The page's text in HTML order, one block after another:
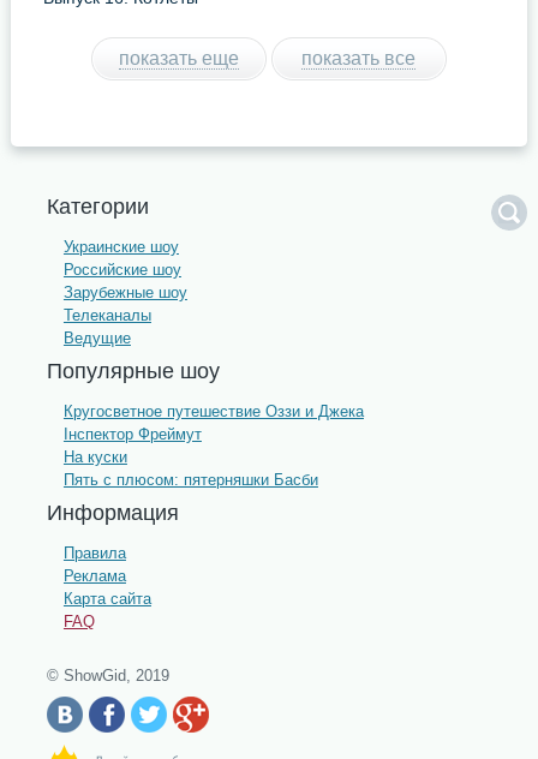
показать еще показать все
Категории
Украинские шоу
Российские шоу
Зарубежные шоу
Телеканалы
Ведущие
Популярные шоу
Кругосветное путешествие Оззи и Джека
Інспектор Фреймут
На куски
Пять с плюсом: пятерняшки Басби
Информация
Правила
Реклама
Карта сайта
FAQ
© ShowGid, 2019